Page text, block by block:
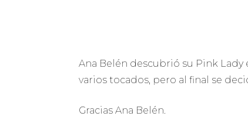
Ana Belén descubrió su Pink
varios tocados, pero al final se
Gracias Ana Belén.